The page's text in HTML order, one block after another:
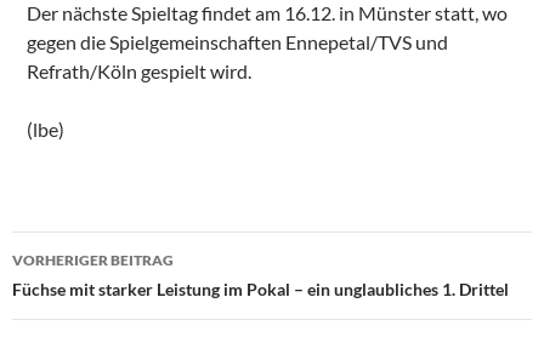
Der nächste Spieltag findet am 16.12. in Münster statt, wo
gegen die Spielgemeinschaften Ennepetal/TVS und
Refrath/Köln gespielt wird.
(lbe)
Beitragsnavigation
VORHERIGER BEITRAG
Füchse mit starker Leistung im Pokal – ein unglaubliches 1. Drittel